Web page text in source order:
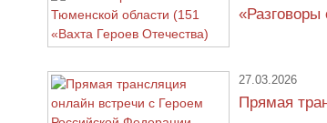
27.03.2026
Прямая